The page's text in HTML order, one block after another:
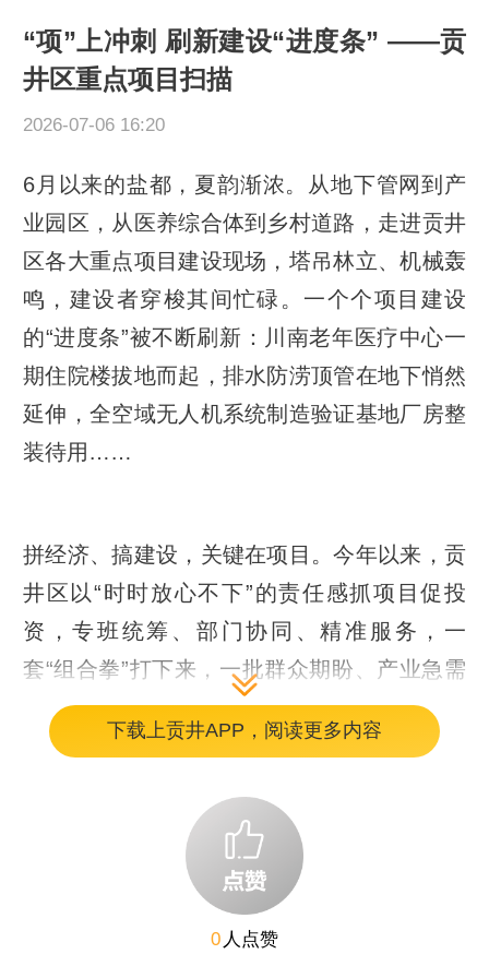
“项”上冲刺 刷新建设“进度条” ——贡
井区重点项目扫描
2026-07-06 16:20
6月以来的盐都，夏韵渐浓。从地下管网到产
业园区，从医养综合体到乡村道路，走进贡井
区各大重点项目建设现场，塔吊林立、机械轰
鸣，建设者穿梭其间忙碌。一个个项目建设
的“进度条”被不断刷新：川南老年医疗中心一
期住院楼拔地而起，排水防涝顶管在地下悄然
延伸，全空域无人机系统制造验证基地厂房整
装待用……
拼经济、搞建设，关键在项目。今年以来，贡
井区以“时时放心不下”的责任感抓项目促投
资，专班统筹、部门协同、精准服务，一
套“组合拳”打下来，一批群众期盼、产业急需
的重点项目正从“施工图”加速变成“实景图”。
民生工程托起“银发”与“坦途”
“目前人防基础工程已完成，住院楼、综合楼
下载上贡井APP，阅读更多内容
0 人点赞